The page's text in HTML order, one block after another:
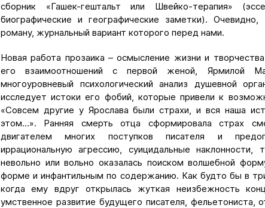
сборник «Гашек-гештальт или Швейко-терапия»
биографические и географические заметки).
роману, журнальный вариант которого перед нами.
Новая работа прозаика – осмысление жизни и
его взаимоотношений с первой женой, Ярмилой
многоуровневый психологический анализ душевной
исследует истоки его фобий, которые привели к
«Совсем другие у Ярослава были страхи, и вся наша
этом…». Ранняя смерть отца сформировала страх
двигателем многих поступков писателя и
иррациональную агрессию, суицидальные
невольно или вольно оказалась поиском волшебной
форме и инфантильным по содержанию. Как будто бы в
когда ему вдруг открылась жуткая неизбежность
умственное развитие будущего писателя, фельетониста,